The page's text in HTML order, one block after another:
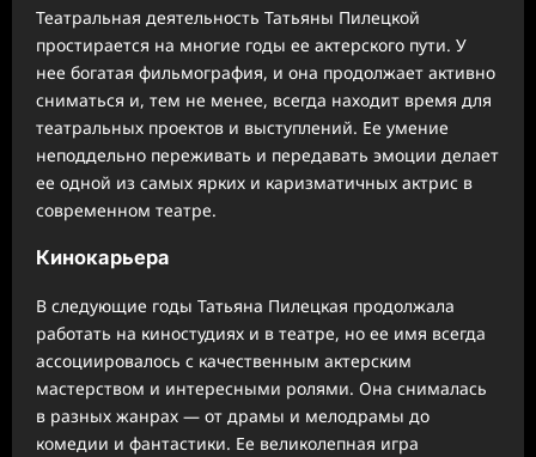
Театральная деятельность Татьяны Пилецкой
простирается на многие годы ее актерского пути. У
нее богатая фильмография, и она продолжает активно
сниматься и, тем не менее, всегда находит время для
театральных проектов и выступлений. Ее умение
неподдельно переживать и передавать эмоции делает
ее одной из самых ярких и каризматичных актрис в
современном театре.
Кинокарьера
В следующие годы Татьяна Пилецкая продолжала
работать на киностудиях и в театре, но ее имя всегда
ассоциировалось с качественным актерским
мастерством и интересными ролями. Она снималась
в разных жанрах — от драмы и мелодрамы до
комедии и фантастики. Ее великолепная игра